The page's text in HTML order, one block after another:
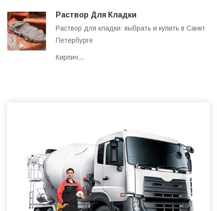
Раствор Для Кладки
Раствор для кладки: выбрать и купить в Санкт
Петербурге
Кирпич…